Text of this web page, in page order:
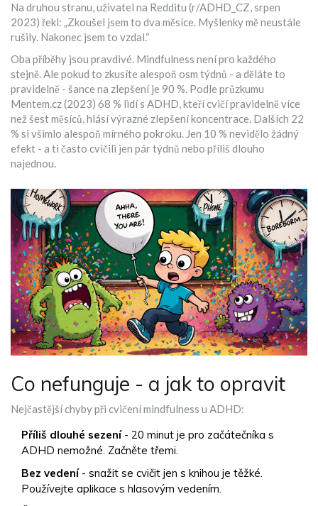
Na druhou stranu, uživatel na Redditu (r/ADHD_CZ, srpen
2023) řekl: „Zkoušel jsem to dva měsíce. Myšlenky mě neustále
rušily. Nakonec jsem to vzdal.“
Oba příběhy jsou pravdivé. Mindfulness není pro každého
stejně. Ale pokud to zkusíte alespoň osm týdnů - a děláte to
pravidelně - šance na zlepšení je 90 %. Podle průzkumu
Mentem.cz (2023) 68 % lidí s ADHD, kteří cvičí pravidelně více
než šest měsíců, hlásí výrazné zlepšení koncentrace. Dalších 22
% si všimlo alespoň mírného pokroku. Jen 10 % nevidělo žádný
efekt - a ti často cvičili jen pár týdnů nebo příliš dlouho
najednou.
Co nefunguje - a jak to opravit
Nejčastější chyby při cvičení mindfulness u ADHD:
Příliš dlouhé sezení- 20 minut je pro začátečníka s
ADHD nemožné. Začněte třemi.
Bez vedení- snažit se cvičit jen s knihou je těžké.
Používejte aplikace s hlasovým vedením.